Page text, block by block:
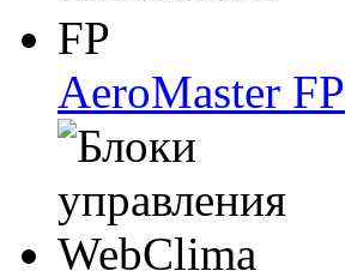
AeroMaster FP